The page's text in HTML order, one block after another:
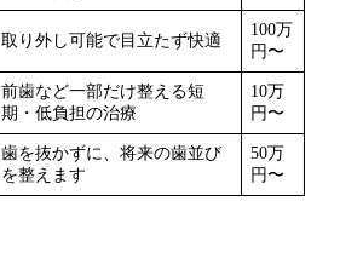
取り外し可能で目立たず快適
100万
円〜
前歯など一部だけ整える短
期・低負担の治療
10万
円〜
歯を抜かずに、将来の歯並び
を整えます
50万
円〜